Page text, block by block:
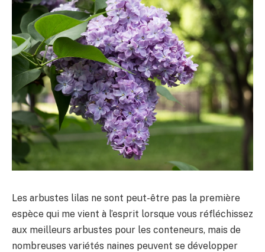
Les arbustes lilas ne sont peut-être pas la première
espèce qui me vient à l’esprit lorsque vous réfléchissez
aux meilleurs arbustes pour les conteneurs, mais de
nombreuses variétés naines peuvent se développer